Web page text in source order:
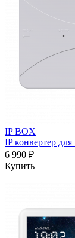
IP BOX
IP конвертер
6 990 ₽
Купить